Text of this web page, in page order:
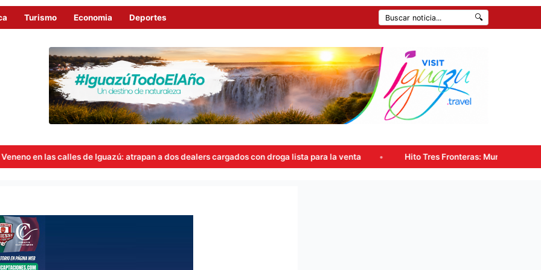
Turismo Economia Deportes 🔍
Iguazú: atrapan a dos dealers cargados con droga lista para la venta Hito Tres Fronteras: Municipio y Provincia instalan un